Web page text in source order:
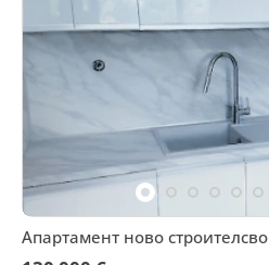
Апартамент ново строителсво